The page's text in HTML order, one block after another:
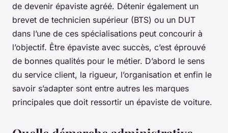
de devenir épaviste agréé. Détenir également un
brevet de technicien supérieur (BTS) ou un DUT
dans l’une de ces spécialisations peut concourir à
l’objectif. Être épaviste avec succès, c’est éprouvé
de bonnes qualités pour le métier. D’abord le sens
du service client, la rigueur, l’organisation et enfin le
savoir s’adapter sont entre autres les marques
principales que doit ressortir un épaviste de voiture.